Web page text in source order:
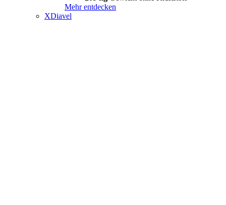
Mehr entdecken
XDiavel